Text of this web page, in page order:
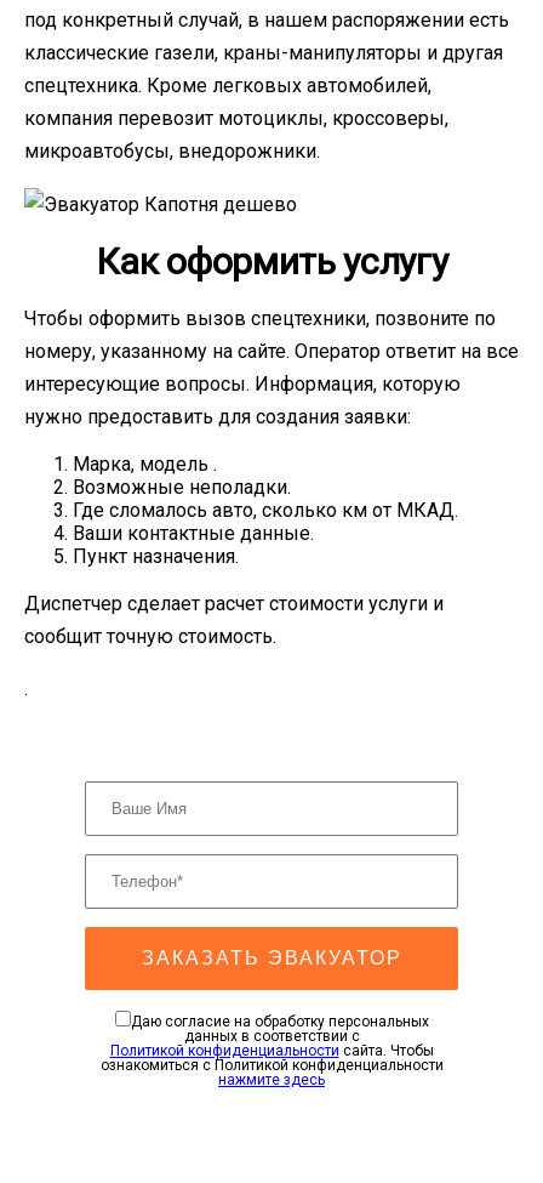
под конкретный случай, в нашем распоряжении есть
классические газели, краны-манипуляторы и другая
спецтехника. Кроме легковых автомобилей,
компания перевозит мотоциклы, кроссоверы,
микроавтобусы, внедорожники.
Как оформить услугу
Чтобы оформить вызов спецтехники, позвоните по
номеру, указанному на сайте. Оператор ответит на все
интересующие вопросы. Информация, которую
нужно предоставить для создания заявки:
Марка, модель .
Возможные неполадки.
Где сломалось авто, сколько км от МКАД.
Ваши контактные данные.
Пункт назначения.
Диспетчер сделает расчет стоимости услуги и
сообщит точную стоимость.
.
ЗАКАЗАТЬ ЭВАКУАТОР
Даю согласие на обработку персональных
данных в соответствии с
Политикой конфиденциальности сайта. Чтобы
ознакомиться с Политикой конфиденциальности
нажмите здесь